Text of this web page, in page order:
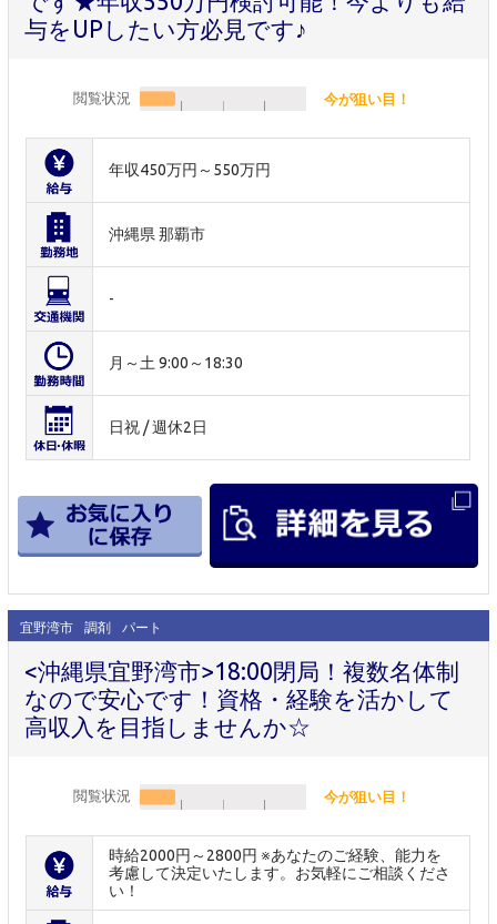
与をUPしたい方必見です♪
閲覧状況 今が狙い目！
年収450万円～550万円
沖縄県 那覇市
-
月～土 9:00～18:30
日祝 / 週休2日
宜野湾市 調剤 パート
<沖縄県宜野湾市>18:00閉局！複数名体制
なので安心です！資格・経験を活かして
高収入を目指しませんか☆
閲覧状況 今が狙い目！
時給2000円～2800円 ※あなたのご経験、能力を
考慮して決定いたします。お気軽にご相談くださ
い！